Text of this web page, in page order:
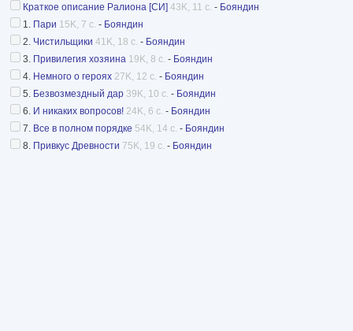
Ни там, ни здесь (рассказ) /ИР12/
Слушай меня (рассказ) /ИР13/ 1999,2000,2001
На дубе том... (рассказ) /ИР14/ 2000,2001 не
Бескрайнее синее море (рассказ) /ИР15/ 2001
Источник -https://ralion.net/books.php
Краткое описание Ралиона [СИ] 43K, 11 с. - Бояндин
1. Пари 15K, 7 с. - Бояндин
2. Чистильщики 41K, 18 с. - Бояндин
3. Привилегия хозяина 19K, 8 с. - Бояндин
4. Немного о героях 27K, 12 с. - Бояндин
5. Безвозмездный дар 39K, 10 с. - Бояндин
6. И никаких вопросов! 24K, 6 с. - Бояндин
7. Все в полном порядке 54K, 14 с. - Бояндин
8. Привкус Древности 75K, 19 с. - Бояндин